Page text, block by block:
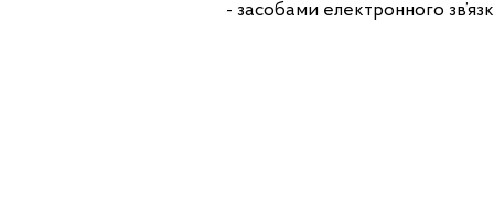
- засобами електронного